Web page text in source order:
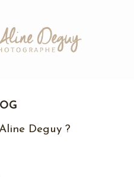
Deguy ?